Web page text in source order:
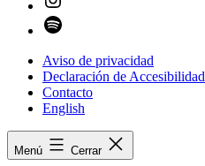
Aviso de privacidad
Declaración de Accesibilidad
Contacto
English
Menú Cerrar